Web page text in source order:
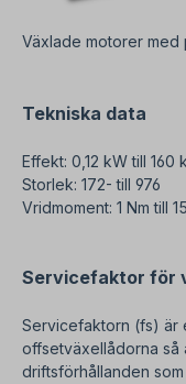
Växlade motorer med
Tekniska data
Effekt: 0,12 kW till 160
Storlek: 172- till 976
Vridmoment: 1 Nm till
Servicefaktor för
Servicefaktorn (fs) är
offsetväxellådorna så
driftsförhållanden som